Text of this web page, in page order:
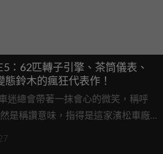
：62匹轉子引擎、茶筒儀表、
鈴木的瘋狂代表作！
迷總會帶著一抹會心的微笑，稱呼
是稱讚意味，指得是這家濱松車廠
搞出一些別人想都不敢想的黑科
家都在忙著從二行程轉向四行程引擎